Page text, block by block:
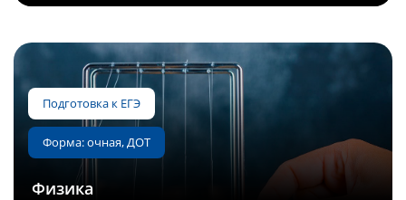
Подготовка к ЕГЭ
Физика